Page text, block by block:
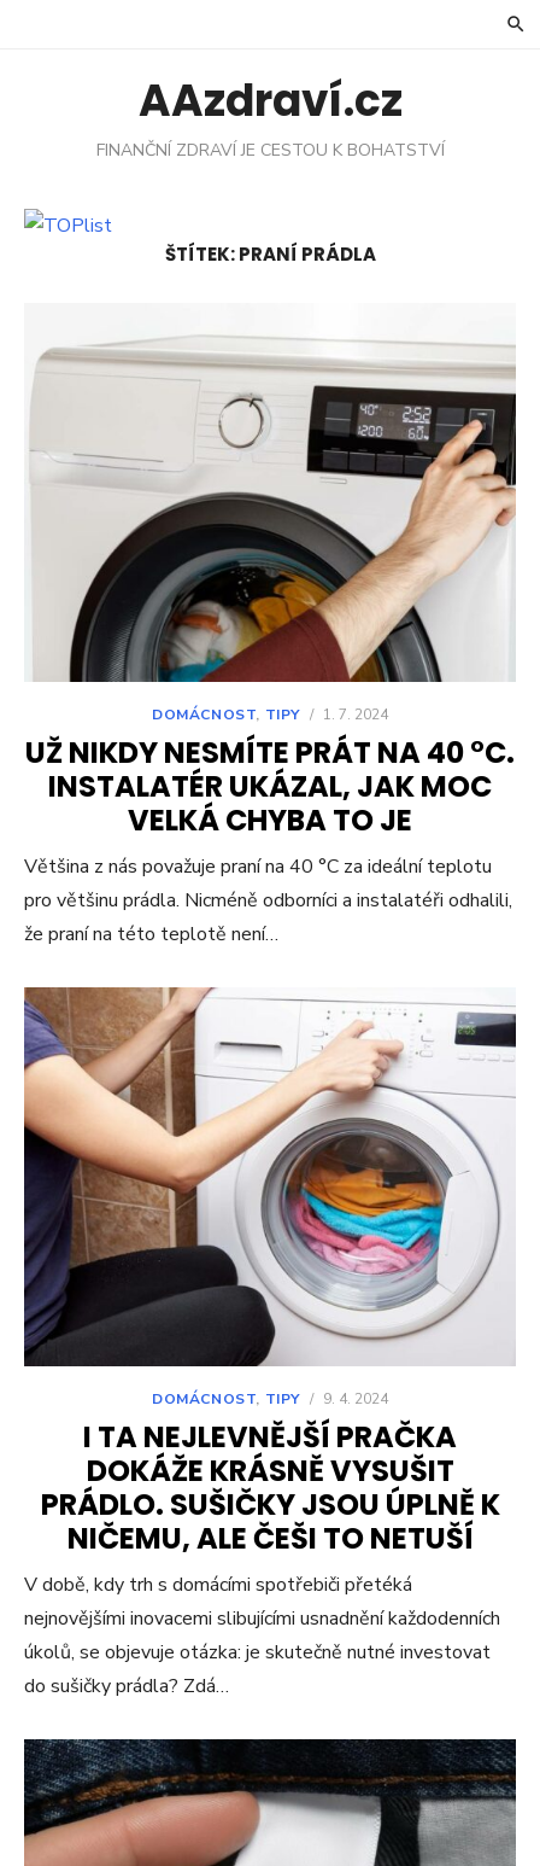
AAzdraví.cz
FINANČNÍ ZDRAVÍ JE CESTOU K BOHATSTVÍ
ŠTÍTEK:PRANÍ PRÁDLA
DOMÁCNOST, TIPY / 1. 7. 2024
UŽ NIKDY NESMÍTE PRÁT NA 40 °C.
INSTALATÉR UKÁZAL, JAK MOC
VELKÁ CHYBA TO JE
Většina z nás považuje praní na 40 °C za ideální teplotu
pro většinu prádla. Nicméně odborníci a instalatéři odhalili,
že praní na této teplotě není…
DOMÁCNOST, TIPY / 9. 4. 2024
I TA NEJLEVNĚJŠÍ PRAČKA
DOKÁŽE KRÁSNĚ VYSUŠIT
PRÁDLO. SUŠIČKY JSOU ÚPLNĚ K
NIČEMU, ALE ČEŠI TO NETUŠÍ
V době, kdy trh s domácími spotřebiči přetéká
nejnovějšími inovacemi slibujícími usnadnění každodenních
úkolů, se objevuje otázka: je skutečně nutné investovat
do sušičky prádla? Zdá…